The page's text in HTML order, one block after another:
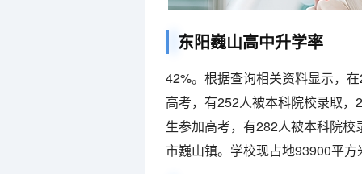
东阳巍山高中升学率
42%。根据查询相关资料显示，
高考，有252人被本科院校录取
生参加高考，有282人被本科院
市巍山镇。学校现占地93900平